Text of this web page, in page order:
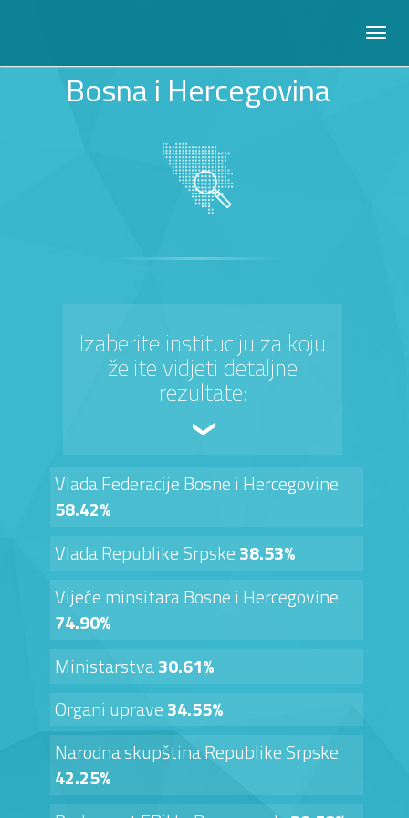
Bosna i Hercegovina
Izaberite instituciju za koju
želite vidjeti detaljne
rezultate:
Vlada Federacije Bosne i Hercegovine
58.42%
Vlada Republike Srpske38.53%
Vijeće minsitara Bosne i Hercegovine
74.90%
Ministarstva30.61%
Organi uprave34.55%
Narodna skupština Republike Srpske
42.25%